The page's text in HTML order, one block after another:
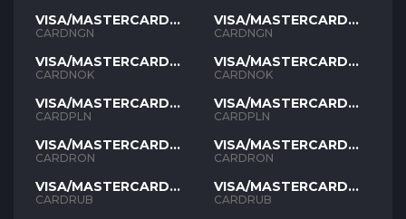
VISA/MASTERCARD
NGN
CARDNGN
VISA/MASTERCARD
NOK
CARDNOK
VISA/MASTERCARD
PLN
CARDPLN
VISA/MASTERCARD
RON
CARDRON
VISA/MASTERCARD
RUB
CARDRUB
VISA/MASTERCARD
NGN
CARDNGN
VISA/MASTERCARD
NOK
CARDNOK
VISA/MASTERCARD
PLN
CARDPLN
VISA/MASTERCARD
RON
CARDRON
VISA/MASTERCARD
RUB
CARDRUB